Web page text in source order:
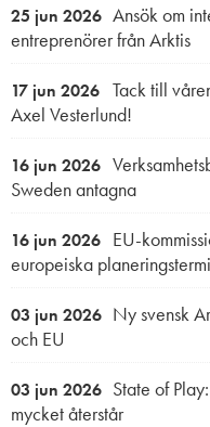
25 jun 2026 Ansök om
entreprenörer från Arktis
17 jun 2026 Tack till
Axel Vesterlund!
16 jun 2026
Sweden antagna
16 jun 2026 EU-
europeiska
03 jun 2026 Ny svensk
och EU
03 jun 2026 State of
mycket återstår